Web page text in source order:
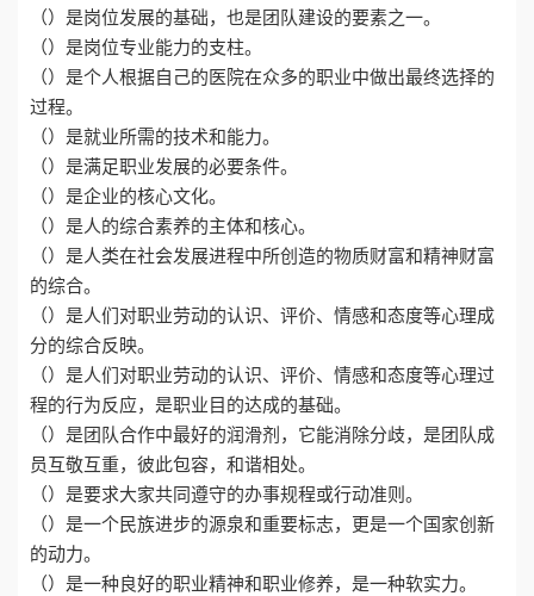
（）是岗位发展的基础，也是团队建设的要素之一。
（）是岗位专业能力的支柱。
（）是个人根据自己的医院在众多的职业中做出最终选择的
过程。
（）是就业所需的技术和能力。
（）是满足职业发展的必要条件。
（）是企业的核心文化。
（）是人的综合素养的主体和核心。
（）是人类在社会发展进程中所创造的物质财富和精神财富
的综合。
（）是人们对职业劳动的认识、评价、情感和态度等心理成
分的综合反映。
（）是人们对职业劳动的认识、评价、情感和态度等心理过
程的行为反应，是职业目的达成的基础。
（）是团队合作中最好的润滑剂，它能消除分歧，是团队成
员互敬互重，彼此包容，和谐相处。
（）是要求大家共同遵守的办事规程或行动准则。
（）是一个民族进步的源泉和重要标志，更是一个国家创新
的动力。
（）是一种良好的职业精神和职业修养，是一种软实力。